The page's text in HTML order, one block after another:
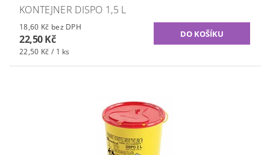
KONTEJNER DISPO 1,5 L
18,60 Kč bez DPH
22,50 Kč
22,50 Kč / 1 ks